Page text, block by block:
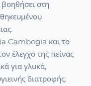
στη
Cambogia και το
έλεγχο της πείνας
για γλυκά,
διατροφής.